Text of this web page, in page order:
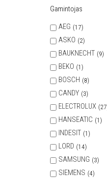
Gamintojas
AEG
17
ASKO 2
BAUKNECHT 9
BEKO 1
BOSCH 8
CANDY 3
ELECTROLUX 27
HANSEATIC 1
INDESIT 1
LORD 14
SAMSUNG 3
SIEMENS 4